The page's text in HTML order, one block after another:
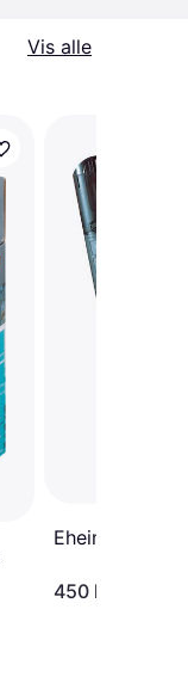
Vis alle
Eheim Quick
450 kr.